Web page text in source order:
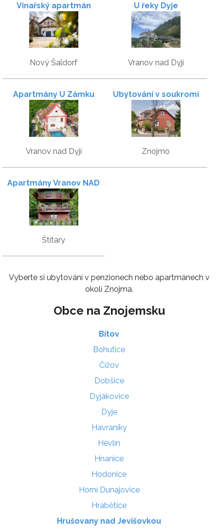
Vinařský apartmán
Špalek
Nový Šaldorf
U řeky Dyje
Vranov nad Dyjí
Apartmány U Zámku
Vranov nad Dyjí
Ubytování v soukromí
Znojmo
Apartmány Vranov NAD
pláží Vranovské přehrady
Štítary
Vyberte si ubytování v penzionech nebo apartmánech v
okolí Znojma.
Obce na Znojemsku
Bítov
Bohutice
Čížov
Dobšice
Dyjákovice
Dyje
Havraníky
Hevlín
Hnanice
Hodonice
Horní Dunajovice
Hrabětice
Hrušovany nad Jevišovkou